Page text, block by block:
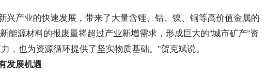
兴产业的快速发展，带来了大量含锂、钴、镍、铜等高价值金属的
能源材料的报废量将超过产业新增需求，形成巨大的“城市矿产”资
，也为资源循环提供了坚实物质基础。”贺克斌说。
发展机遇